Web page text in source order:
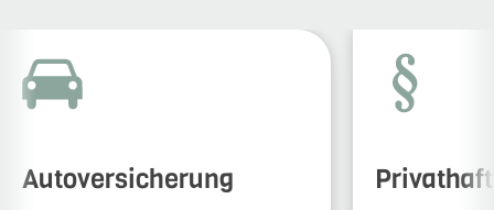
Autoversicherung